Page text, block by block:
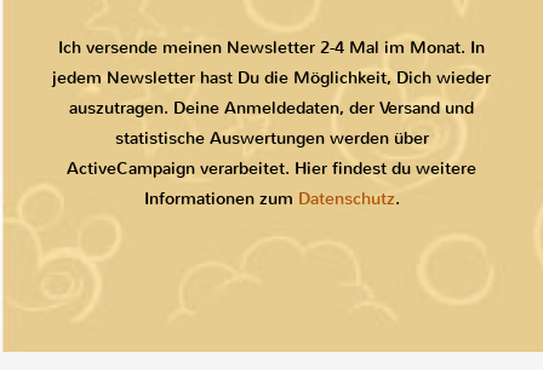
Ich versende meinen Newsletter 2-4 Mal im Monat. In
jedem Newsletter hast Du die Möglichkeit, Dich wieder
auszutragen. Deine Anmeldedaten, der Versand und
statistische Auswertungen werden über
ActiveCampaign verarbeitet. Hier findest du weitere
Informationen zum Datenschutz.